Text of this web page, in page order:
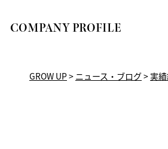
COMPANY PROFILE
GROW UP> ニュース・ブログ> 実